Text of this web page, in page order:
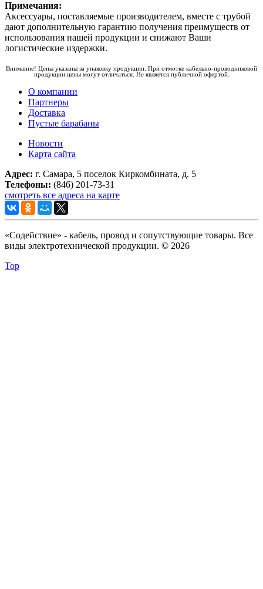
Примечания:
Аксессуары, поставляемые производителем, вместе с трубой
дают дополнительную гарантию получения преимуществ от
использования нашей продукции и снижают Ваши
логистические издержки.
Внимание! Цены указаны за упаковку продукции. При отмотке кабельно-проводниковой
продукции цены могут отличаться. Не является публичной офертой.
О компании
Партнеры
Доставка
Пустые барабаны
Новости
Карта сайта
Адрес: г. Самара, 5 поселок Киркомбината, д. 5
Телефоны: (846) 201-73-31
смотреть все адреса на карте
«Содействие» - кабель, провод и сопутствующие товары. Все
виды электротехнической продукции. © 2026
Top